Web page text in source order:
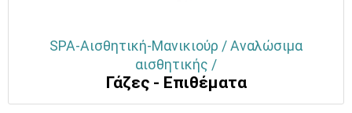
SPA-Αισθητική-Μανικιούρ / Αναλώσιμα
αισθητικής /
Γάζες - Επιθέματα